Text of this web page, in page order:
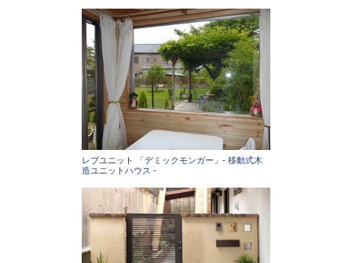
レブユニット 「デミックモンガー」- 移動式木
造ユニットハウス -